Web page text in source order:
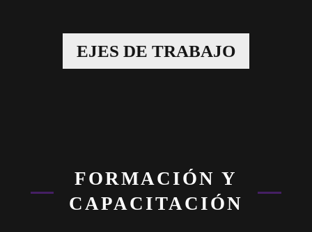
EJES DE TRABAJO
FORMACIÓN Y
CAPACITACIÓN